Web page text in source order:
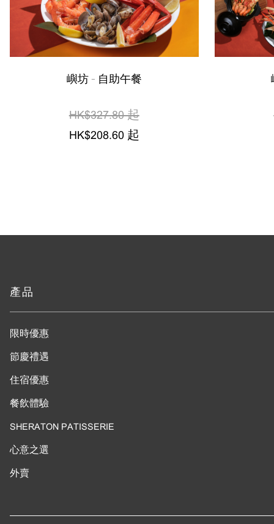
嶼坊 - 自助午餐
HK$327.80 起
HK$208.60 起
產品
限時優惠
節慶禮遇
住宿優惠
餐飲體驗
SHERATON PATISSERIE
心意之選
外賣